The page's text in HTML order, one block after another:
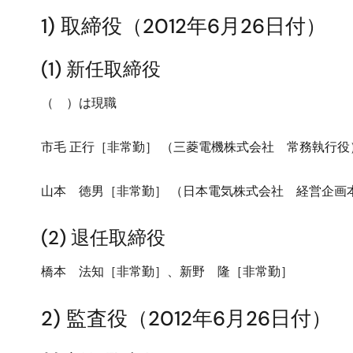
1) 取締役（2012年6月26日付）
(1) 新任取締役
（ ）は現職
市毛 正行［非常勤］ （三菱電機株式会社 常務執行役
山本 徳男［非常勤］ （日本電気株式会社 経営企画
(2) 退任取締役
橋本 法知［非常勤］、新野 隆［非常勤］
2) 監査役（2012年6月26日付）